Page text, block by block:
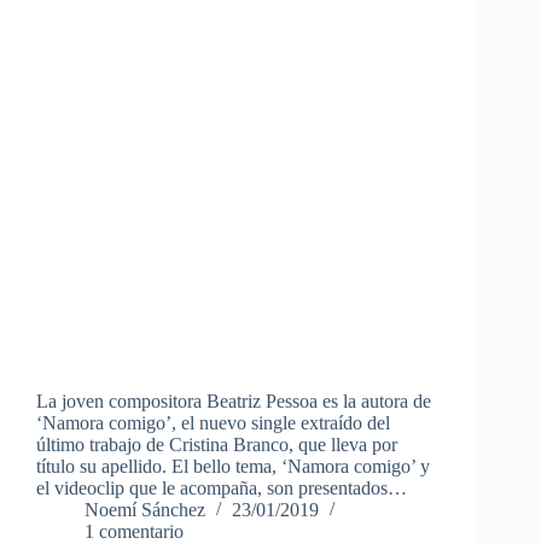
La joven compositora Beatriz Pessoa es la autora de
‘Namora comigo’, el nuevo single extraído del
último trabajo de Cristina Branco, que lleva por
título su apellido. El bello tema, ‘Namora comigo’ y
el videoclip que le acompaña, son presentados…
Noemí Sánchez
23/01/2019
1 comentario